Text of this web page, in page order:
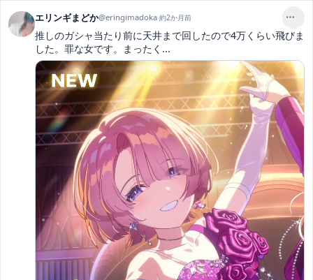
エリンギまどか@eringimadoka·約2か月前
推しのガシャ当たり前に天井まで回したので4万くらい飛びま
した。罪な女です。まったく...